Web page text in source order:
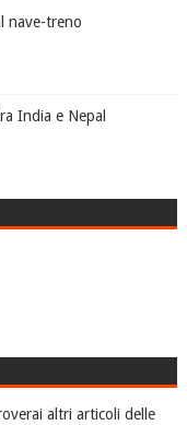
nave-treno
India e Nepal
altri articoli delle